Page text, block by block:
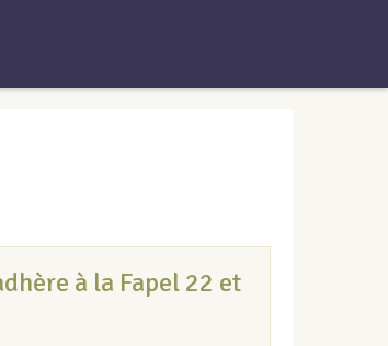
à la Fapel 22 et